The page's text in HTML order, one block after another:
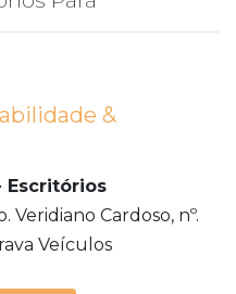
&
Escritórios
Veridiano Cardoso, nº.
Veículos